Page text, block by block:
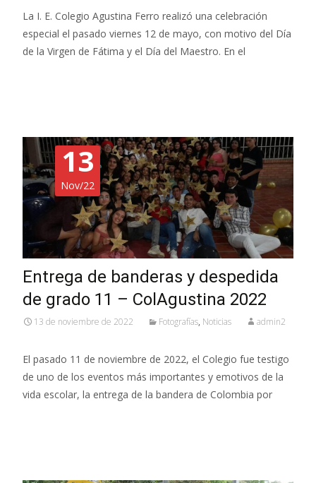
La I. E. Colegio Agustina Ferro realizó una celebración
especial el pasado viernes 12 de mayo, con motivo del Día
de la Virgen de Fátima y el Día del Maestro. En el
13
Nov/22
Entrega de banderas y despedida
de grado 11 – ColAgustina 2022
13 de noviembre de 2022 Fotografías, Noticias admin2
El pasado 11 de noviembre de 2022, el Colegio fue testigo
de uno de los eventos más importantes y emotivos de la
vida escolar, la entrega de la bandera de Colombia por